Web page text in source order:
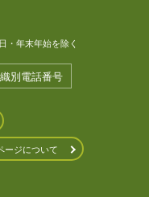
・年末年始を除く
別電話番号
ージについて